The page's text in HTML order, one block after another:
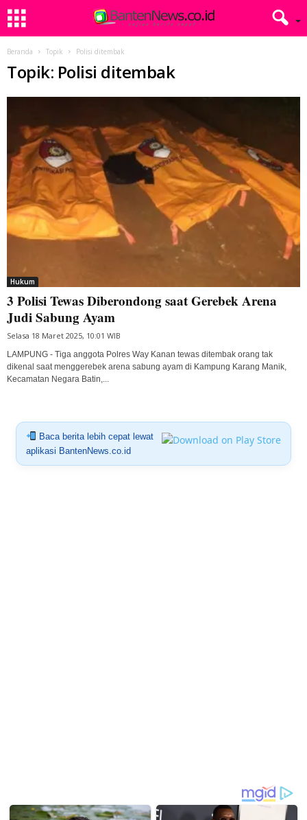
Beranda Topik Polisi ditembak
Topik: Polisi ditembak
Hukum
3 Polisi Tewas Diberondong saat Gerebek Arena
Judi Sabung Ayam
Selasa 18 Maret 2025, 10:01 WIB
LAMPUNG - Tiga anggota Polres Way Kanan tewas ditembak orang tak
dikenal saat menggerebek arena sabung ayam di Kampung Karang Manik,
Kecamatan Negara Batin,...
Baca berita lebih cepat lewat
aplikasi BantenNews.co.id